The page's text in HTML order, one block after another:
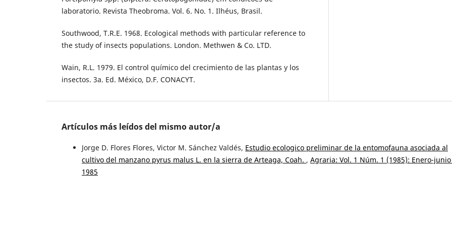
laboratorio. Revista Theobroma. Vol. 6. No. 1. Ilhéus, Brasil.
Southwood, T.R.E. 1968. Ecological methods with particular reference to
the study of insects populations. London. Methwen & Co. LTD.
Wain, R.L. 1979. El control químico del crecimiento de las plantas y los
insectos. 3a. Ed. México, D.F. CONACYT.
Artículos más leídos del mismo autor/a
Jorge D. Flores Flores, Victor M. Sánchez Valdés, Estudio ecologico preliminar de la entomofauna asociada al
cultivo del manzano pyrus malus L. en la sierra de Arteaga, Coah. , Agraria: Vol. 1 Núm. 1 (1985): Enero-
1985